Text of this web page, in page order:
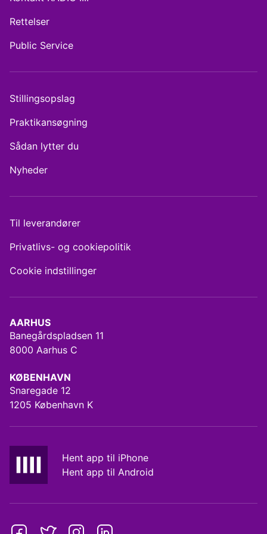
AARHUS
Banegårdspladsen 11
8000 Aarhus C
KØBENHAVN
Snaregade 12
1205 København K
Hent app til iPhone
Hent app til Android
Rettelser
Public Service
Stillingsopslag
Praktikansøgning
Sådan lytter du
Nyheder
Til leverandører
Privatlivs- og cookiepolitik
Cookie indstillinger